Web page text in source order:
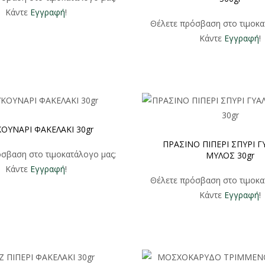
Κάντε Εγγραφή!
Θέλετε πρόσβαση στο
Κάντε Εγγραφή!
ΦΑΚΕΛΑΚΙ 30gr
στο τιμοκατάλογο μας;
Κάντε Εγγραφή!
ΠΡΑΣΙΝΟ ΠΙΠΕΡΙ ΣΠΥΡΙ
ΜΥΛΟΣ 30gr
Θέλετε πρόσβαση στο
Κάντε Εγγραφή!